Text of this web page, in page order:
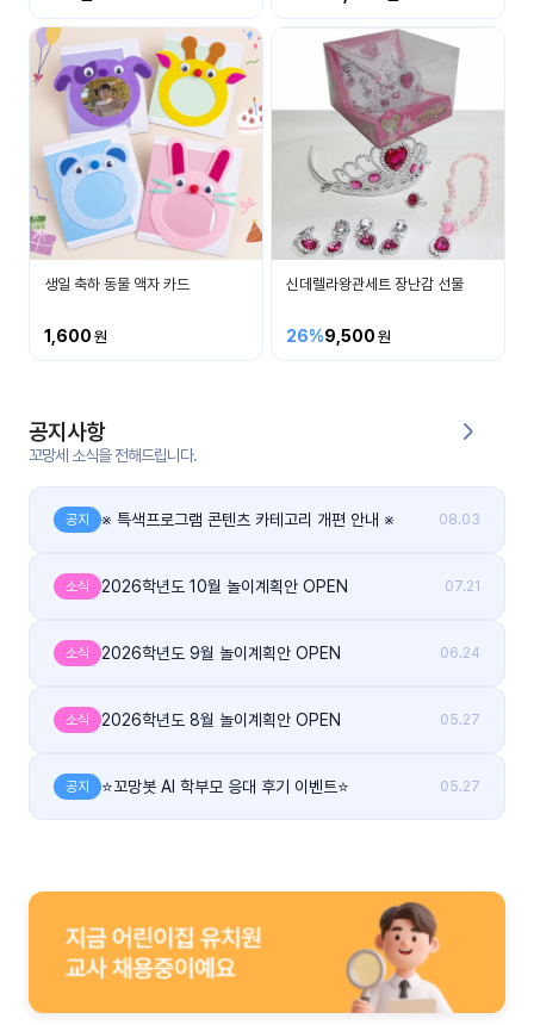
뮤
공지
사항
이벤
트
우리
들의
후기
게시
그
생일 축하 동물 액자 카드
1,600
신데렐라왕관세트 장난감 선물
26%9,500
공지사항
꼬망세 소식을 전해드립니다.
공지 ※ 특색프로그램 콘텐츠 카테고리 개편 안내 ※ 08.03
소식 2026학년도 10월 놀이계획안 OPEN 07.21
소식 2026학년도 9월 놀이계획안 OPEN 06.24
소식 2026학년도 8월 놀이계획안 OPEN 05.27
공지 ⭐꼬망봇 AI 학부모 응대 후기 이벤트⭐ 05.27